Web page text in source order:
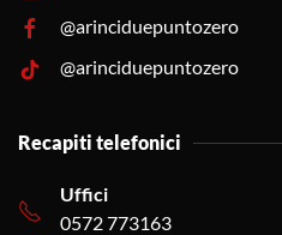
@arinciduepuntozero
@arinciduepuntozero
Recapiti telefonici
Uffici
0572 773163